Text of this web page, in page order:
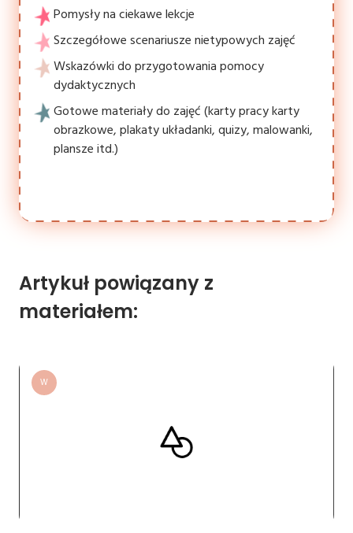
Pomysły na ciekawe lekcje
Szczegółowe scenariusze nietypowych zajęć
Wskazówki do przygotowania pomocy
dydaktycznych
Gotowe materiały do zajęć (karty pracy karty
obrazkowe, plakaty układanki, quizy, malowanki,
plansze itd.)
Artykuł powiązany z
materiałem:
W